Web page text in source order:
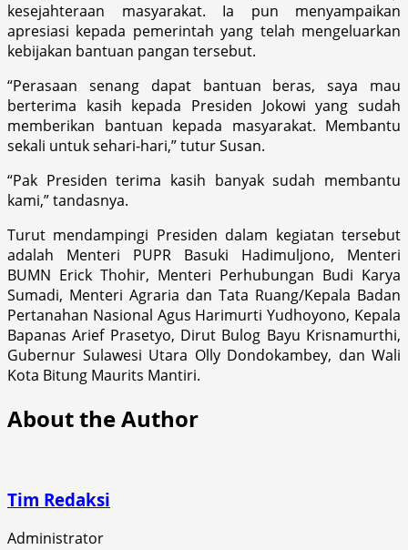
kesejahteraan masyarakat. Ia pun menyampaikan
apresiasi kepada pemerintah yang telah mengeluarkan
kebijakan bantuan pangan tersebut.
“Perasaan senang dapat bantuan beras, saya mau
berterima kasih kepada Presiden Jokowi yang sudah
memberikan bantuan kepada masyarakat. Membantu
sekali untuk sehari-hari,” tutur Susan.
“Pak Presiden terima kasih banyak sudah membantu
kami,” tandasnya.
Turut mendampingi Presiden dalam kegiatan tersebut
adalah Menteri PUPR Basuki Hadimuljono, Menteri
BUMN Erick Thohir, Menteri Perhubungan Budi Karya
Sumadi, Menteri Agraria dan Tata Ruang/Kepala Badan
Pertanahan Nasional Agus Harimurti Yudhoyono, Kepala
Bapanas Arief Prasetyo, Dirut Bulog Bayu Krisnamurthi,
Gubernur Sulawesi Utara Olly Dondokambey, dan Wali
Kota Bitung Maurits Mantiri.
About the Author
Tim Redaksi
Administrator